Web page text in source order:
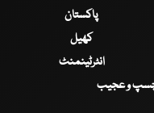
پاکستان
کھیل
انٹرٹینمنٹ
و عجیب